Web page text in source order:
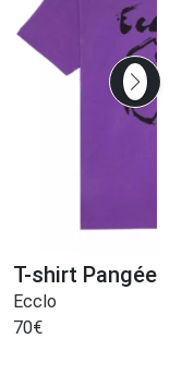
T-shirt Pangée
Ecclo
70€